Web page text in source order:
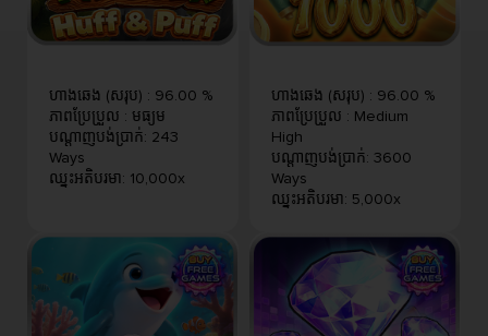
ហាងឆេង (សរុប) : 96.00 %
ភាពប្រែប្រួល : មធ្យម
បណ្តាញបង់ប្រាក់: 243
Ways
ឈ្នះអតិបរមា : 10,000x
ហាងឆេង (សរុប) : 96.00 %
ភាពប្រែប្រួល : Medium
High
បណ្តាញបង់ប្រាក់: 3600
Ways
ឈ្នះអតិបរមា : 5,000x